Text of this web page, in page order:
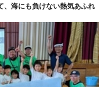
、海にも負けない熱気あふれ